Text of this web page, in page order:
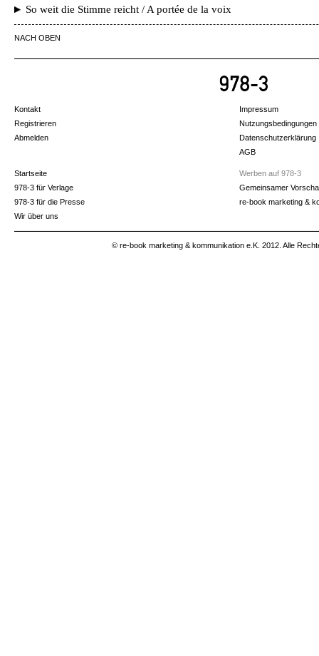
So weit die Stimme reicht / A portée de la voix
NACH OBEN
Kontakt
Registrieren
Abmelden
Impressum
Nutzungsbedingungen
Datenschutzerklärung
AGB
Startseite
978-3 für Verlage
978-3 für die Presse
Wir über uns
Werben auf 978-3
Gemeinsamer
re-book marketing &
© re-book marketing & kommunikation e.K. 2012. Alle